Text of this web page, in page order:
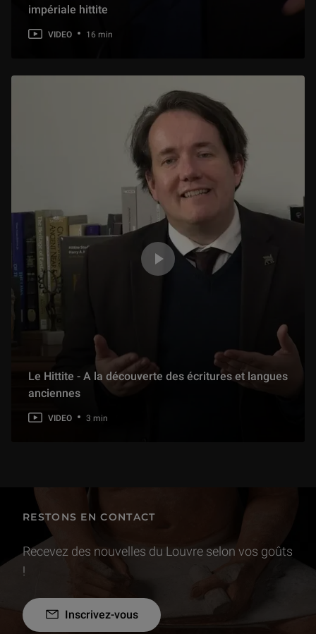
impériale hittite
VIDEO 16 min
Le Hittite - A la découverte des écritures et langues
anciennes
VIDEO 3 min
RESTONS EN CONTACT
Recevez des nouvelles du Louvre selon vos goûts
!
Inscrivez-vous